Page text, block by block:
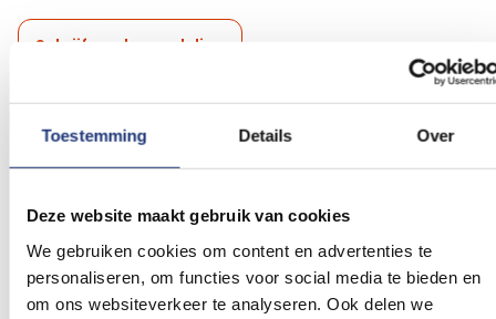
Toestemming Details Over
Deze website maakt gebruik van cookies
We gebruiken cookies om content en advertenties te
personaliseren, om functies voor social media te bieden en
om ons websiteverkeer te analyseren. Ook delen we
Schrijf een beoordeling
Gerelateerde producten
Voeg
toe
aan
verlanglijst
toe
aan